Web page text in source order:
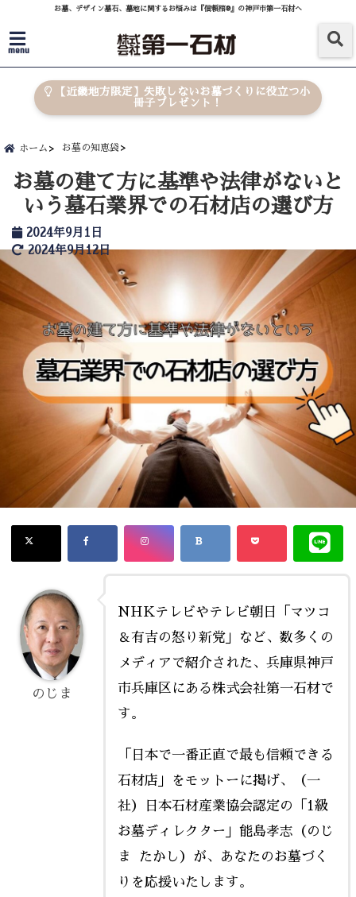
お墓、デザイン墓石、墓地に関するお悩みは『信頼棺®』の神戸市第一石材へ
menu
【近畿地方限定】失敗しないお墓づくりに役立つ小
冊子プレゼント！
ホーム お墓の知恵袋
お墓の建て方に基準や法律がないと
いう墓石業界での石材店の選び方
2024年9月1日
2024年9月12日
NHKテレビやテレビ朝日「マツコ
＆有吉の怒り新党」など、数多くの
メディアで紹介された、兵庫県神戸
市兵庫区にある株式会社第一石材で
す。
「日本で一番正直で最も信頼できる
石材店」をモットーに掲げ、（一
社）日本石材産業協会認定の「1級
お墓ディレクター」能島孝志（のじ
ま たかし）が、あなたのお墓づく
りを応援いたします。
のじま